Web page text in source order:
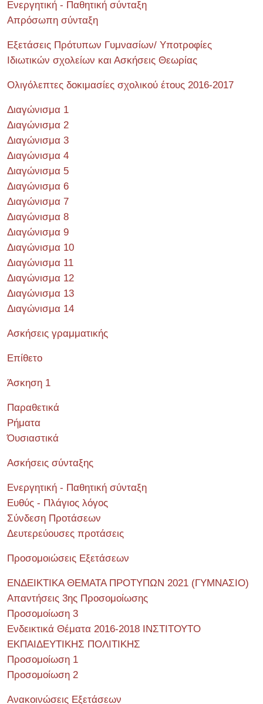
Ενεργητική - Παθητική σύνταξη
Απρόσωπη σύνταξη
Εξετάσεις Πρότυπων Γυμνασίων/ Υποτροφίες
Ιδιωτικών σχολείων και Ασκήσεις Θεωρίας
Ολιγόλεπτες δοκιμασίες σχολικού έτους 2016-2017
Διαγώνισμα 1
Διαγώνισμα 2
Διαγώνισμα 3
Διαγώνισμα 4
Διαγώνισμα 5
Διαγώνισμα 6
Διαγώνισμα 7
Διαγώνισμα 8
Διαγώνισμα 9
Διαγώνισμα 10
Διαγώνισμα 11
Διαγώνισμα 12
Διαγώνισμα 13
Διαγώνισμα 14
Ασκήσεις γραμματικής
Επίθετο
Άσκηση 1
Παραθετικά
Ρήματα
Όυσιαστικά
Ασκήσεις σύνταξης
Ενεργητική - Παθητική σύνταξη
Ευθύς - Πλάγιος λόγος
Σύνδεση Προτάσεων
Δευτερεύουσες προτάσεις
Προσομοιώσεις Εξετάσεων
ΕΝΔΕΙΚΤΙΚΑ ΘΕΜΑΤΑ ΠΡΟΤΥΠΩΝ 2021 (ΓΥΜΝΑΣΙΟ)
Απαντήσεις 3ης Προσομοίωσης
Προσομοίωση 3
Ενδεικτικά Θέματα 2016-2018 ΙΝΣΤΙΤΟΥΤΟ
ΕΚΠΑΙΔΕΥΤΙΚΗΣ ΠΟΛΙΤΙΚΗΣ
Προσομοίωση 1
Προσομοίωση 2
Ανακοινώσεις Εξετάσεων